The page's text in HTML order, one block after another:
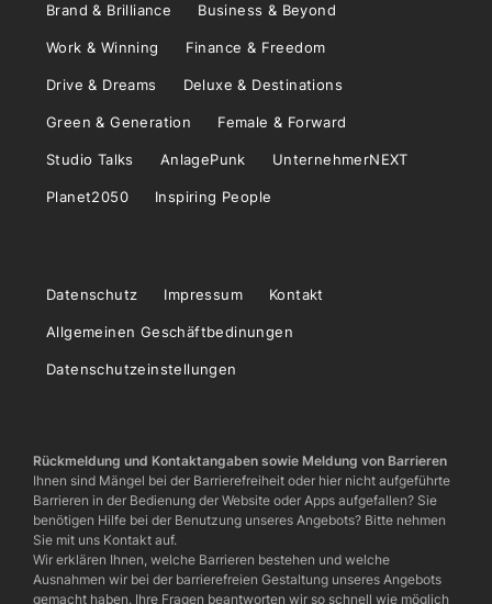
Brand & Brilliance Business & Beyond
Work & Winning Finance & Freedom
Drive & Dreams Deluxe & Destinations
Green & Generation Female & Forward
Studio Talks AnlagePunk UnternehmerNEXT
Planet2050 Inspiring People
Datenschutz Impressum Kontakt
Allgemeinen Geschäftbedinungen
Datenschutzeinstellungen
Rückmeldung und Kontaktangaben sowie Meldung von Barrieren
Ihnen sind Mängel bei der Barrierefreiheit oder hier nicht aufgeführte
Barrieren in der Bedienung der Website oder Apps aufgefallen? Sie
benötigen Hilfe bei der Benutzung unseres Angebots? Bitte nehmen
Sie mit uns Kontakt auf.
Wir erklären Ihnen, welche Barrieren bestehen und welche
Ausnahmen wir bei der barrierefreien Gestaltung unseres Angebots
gemacht haben. Ihre Fragen beantworten wir so schnell wie möglich